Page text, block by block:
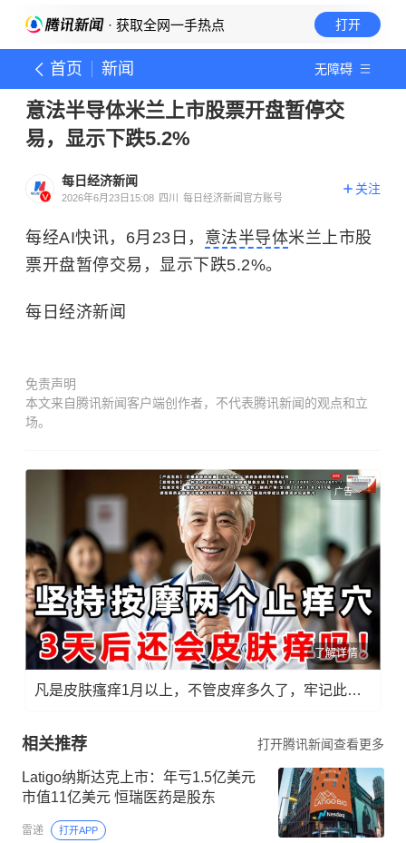
· 获取全网一手热点 打开
首页 新闻 无障碍
意法半导体米兰上市股票开盘暂停交
易，显示下跌5.2%
每日经济新闻
2026年6月23日15:08 四川 每日经济新闻官方账号
关注
每经AI快讯，6月23日， 意法半导体米兰上市股
票开盘暂停交易，显示下跌5.2%。
每日经济新闻
免责声明
本文来自腾讯新闻客户端创作者，不代表腾讯新闻的观点和立
场。
广告
了解详情
凡是皮肤瘙痒1月以上，不管皮痒多久了，牢记此法，快！准！狠！
相关推荐 打开腾讯新闻查看更多
Latigo纳斯达克上市：年亏1.5亿美元
市值11亿美元 恒瑞医药是股东
雷递 打开APP